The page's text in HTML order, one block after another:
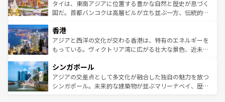
わってみてほしい。 なお、新着の韓国情報はコンテンツ一
覧を参照してほしい。
ーチミン市のフランス統治時代の建物も、独特の雰囲気を
醸し出している。また、バラエティの豊かさとおいしさで
とつ。フォーやバインミー、ベトナムコーヒーなどは、ぜ
ひ現地で味わいたい。どの地域を訪れてもあたたかい人々
が旅行者を迎えてくれるので、きっと忘れられない旅にな
参照してほしい。
タイは、東南アジアに位置する豊かな自然と歴史が息づく
国だ。首都バンコクは高層ビルが立ち並ぶ一方、伝統的な
の活気が交差している。北部ではチェンマイなどの山岳地
帯で自然と触れ合い、南部ではプーケットやクラビの美し
いビーチでリゾート気分を楽しむことができる。タイ料理
激する。気候は一年中温暖で、どの季節にも異なる楽しみ
が待っている。親しみやすいタイの人々、仏教を中心とし
た文化、そして多様な観光資源が、訪れる旅人を魅了し続
香港
アジアと西洋の文化が交わる香港は、特有のエネルギーを
もっている。ヴィクトリア湾に広がる壮大な景色、近未来
み、どこを訪れても感動するはず。観光スポットが密集し
ており、効率よく見どころを回れるのも魅力。息をのむよ
うな絶景から文化的な体験まで、香港を存分に楽しみ尽く
シンガポール
アジアの交差点として多文化が融合した独自の魅力を放つ
シンガポール。未来的な建築物が並ぶマリーナベイ、歴史